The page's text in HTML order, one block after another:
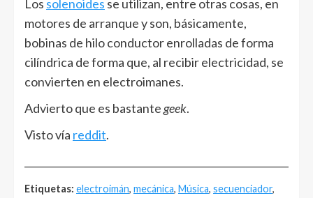
Los solenoides se utilizan, entre otras cosas, en
motores de arranque y son, básicamente,
bobinas de hilo conductor enrolladas de forma
cilíndrica de forma que, al recibir electricidad, se
convierten en electroimanes.
Advierto que es bastantegeek.
Visto vía reddit.
Etiquetas: electroimán, mecánica, Música, secuenciador,